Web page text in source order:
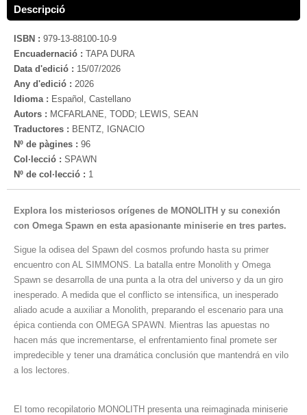
Descripció
ISBN : 979-13-88100-10-9
Encuadernació : TAPA DURA
Data d'edició : 15/07/2026
Any d'edició : 2026
Idioma : Español, Castellano
Autors : MCFARLANE, TODD; LEWIS, SEAN
Traductores : BENTZ, IGNACIO
Nº de pàgines : 96
Col·lecció : SPAWN
Nº de col·lecció : 1
Explora los misteriosos orígenes de MONOLITH y su conexión
con Omega Spawn en esta apasionante miniserie en tres partes.
Sigue la odisea del Spawn del cosmos profundo hasta su primer
encuentro con AL SIMMONS. La batalla entre Monolith y Omega
Spawn se desarrolla de una punta a la otra del universo y da un giro
inesperado. A medida que el conflicto se intensifica, un inesperado
aliado acude a auxiliar a Monolith, preparando el escenario para una
épica contienda con OMEGA SPAWN. Mientras las apuestas no
hacen más que incrementarse, el enfrentamiento final promete ser
impredecible y tener una dramática conclusión que mantendrá en vilo
a los lectores.
El tomo recopilatorio MONOLITH presenta una reimaginada miniserie